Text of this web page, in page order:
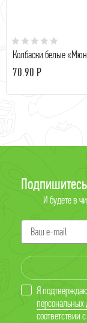
Колбаски белые
70.90 Р
И будете в
Я
соответствии